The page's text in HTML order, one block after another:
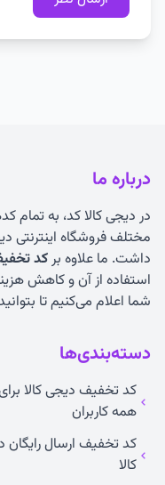
درباره ما
در دیجی کالا کد، به تمام
مختلف فروشگاه اینترنتی
داشت. ما علاوه برکد
استفاده از آن و کاهش
شما اعلام می‌کنیم تا
دسته‌بندی‌ها
کد تخفیف دیجی کالا
همه کاربران
کد تخفیف ارسال رایگان
کالا